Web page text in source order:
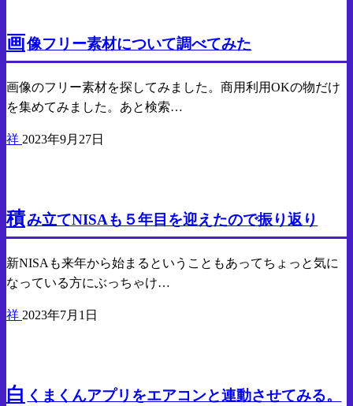
画像フリー素材について調べてみた
画像のフリー素材を探してみました。商用利用OKの物だけ
を集めてみました。あと検索…
祥 2023年9月27日
積み立てNISAも５年目を迎えたので振り返り
新NISAも来年から始まるということもあってちょっと気に
なっている方にぶっちゃけ…
祥 2023年7月1日
白 くまくんアプリをエアコンと連動させてみる。